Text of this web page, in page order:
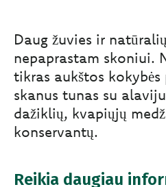
Daug žuvies ir
nepaprastam skoniui.
tikras aukštos kokybės
skanus tunas su
dažiklių, kvapiųjų
konservantų.
Reikia daugiau